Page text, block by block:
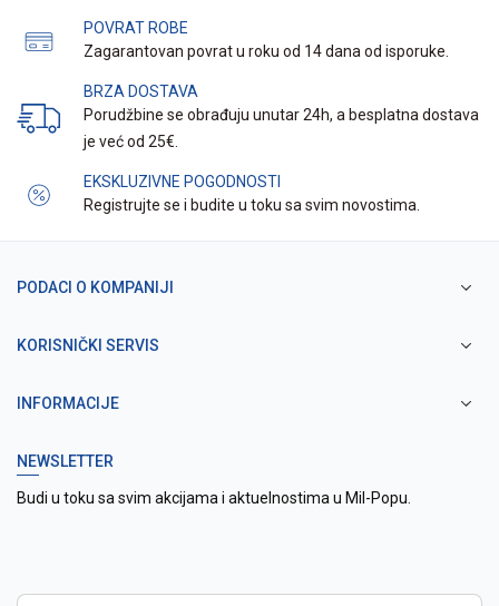
POVRAT ROBE
Zagarantovan povrat u roku od 14 dana od isporuke.
BRZA DOSTAVA
Porudžbine se obrađuju unutar 24h, a besplatna dostava
je već od 25€.
EKSKLUZIVNE POGODNOSTI
Registrujte se i budite u toku sa svim novostima.
PODACI O KOMPANIJI
KORISNIČKI SERVIS
INFORMACIJE
NEWSLETTER
Budi u toku sa svim akcijama i aktuelnostima u Mil-Popu.